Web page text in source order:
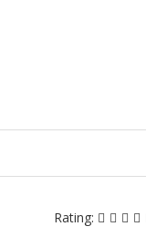
Rating: